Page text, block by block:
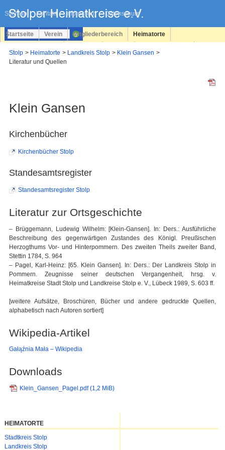
Sitemap Kontakt Impressum Datenschutz
überspringen
Startseite Verein Mitgliederbereich Heimatorte
Login
Stolp Heimatorte Landkreis Stolp
Klein Gansen
Literatur und Quellen
Klein Gansen
Kirchenbücher
Kirchenbücher Stolp
Standesamtsregister
Standesamtsregister Stolp
Literatur zur Ortsgeschichte
– Brüggemann, Ludewig Wilhelm: [Klein-Gansen]. In: Ders.: Ausführliche
Beschreibung des gegenwärtigen Zustandes des Königl. Preußischen
Herzogthums Vor- und Hinterpommern. Des zweiten Theils zweiter Band,
Stettin 1784, S. 964
– Pagel, Karl-Heinz: [65. Klein Gansen]. In: Ders.: Der Landkreis Stolp in
Pommern. Zeugnisse seiner deutschen Vergangenheit, hrsg. v.
Heimatkreise Stadt Stolp und Landkreise Stolp e. V., Lübeck 1989, S. 603 ff.
[weitere Aufsätze, Broschüren, Bücher und andere gedruckte Quellen,
alphabetisch nach Autoren sortiert]
Wikipedia-Artikel
Gałąźnia Mała – Wikipedia
Downloads
Klein_Gansen_Pagel.pdf(1,2 MiB)
HEIMATORTE
Navigation
überspringen
Stadtkreis Stolp
Landkreis Stolp